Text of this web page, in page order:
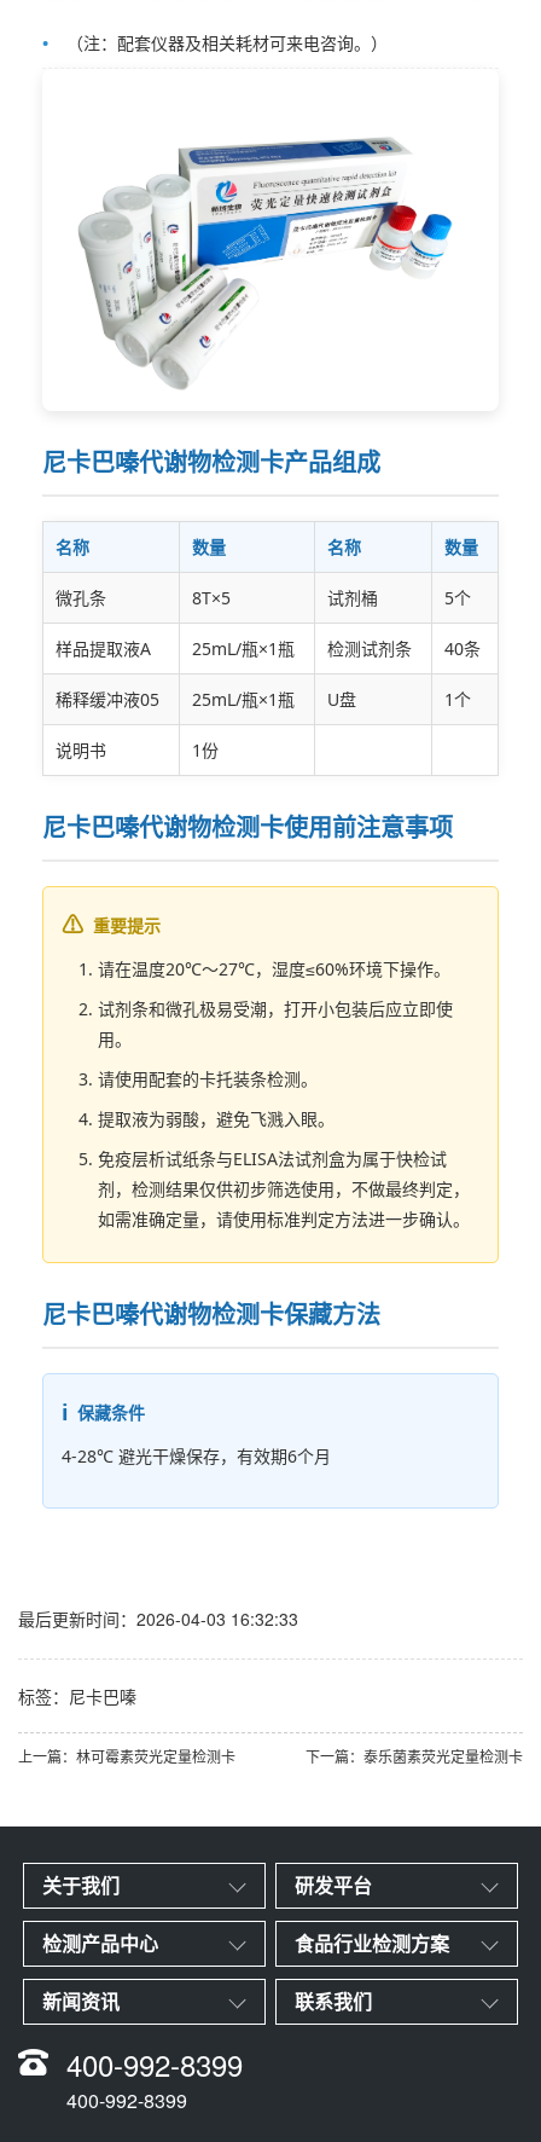
（注：配套仪器及相关耗材可来电咨询。）
尼卡巴嗪代谢物检测卡产品组成
名称 数量 名称 数量
微孔条 8T×5 试剂桶 5个
样品提取液A 25mL/瓶×1瓶 检测试剂条 40条
稀释缓冲液05 25mL/瓶×1瓶 U盘 1个
说明书 1份
尼卡巴嗪代谢物检测卡使用前注意事项
重要提示
请在温度20℃～27℃，湿度≤60%环境下操作。
试剂条和微孔极易受潮，打开小包装后应立即使
用。
请使用配套的卡托装条检测。
提取液为弱酸，避免飞溅入眼。
免疫层析试纸条与ELISA法试剂盒为属于快检试
剂，检测结果仅供初步筛选使用，不做最终判定，
如需准确定量，请使用标准判定方法进一步确认。
尼卡巴嗪代谢物检测卡保藏方法
保藏条件
4-28℃ 避光干燥保存，有效期6个月
最后更新时间：2026-04-03 16:32:33
标签： 尼卡巴嗪
上一篇：林可霉素荧光定量检测卡 下一篇：泰乐菌素荧光定量检测卡
关于我们 研发平台
检测产品中心 食品行业检测方案
新闻资讯 联系我们
400-992-8399
400-992-8399